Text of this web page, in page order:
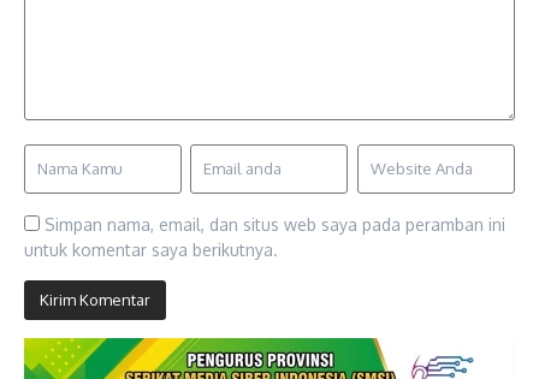
Simpan nama, email, dan situs web saya pada peramban ini
untuk komentar saya berikutnya.